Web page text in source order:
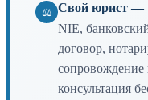
⚖ Свой юрист —
NIE,
договор,
сопровождение
консультация